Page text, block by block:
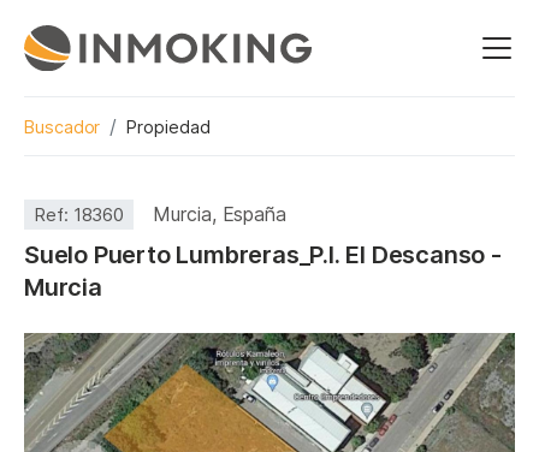
Buscador Propiedad
Ref: 18360 Murcia, España
Suelo Puerto Lumbreras_P.I. El Descanso -
Murcia